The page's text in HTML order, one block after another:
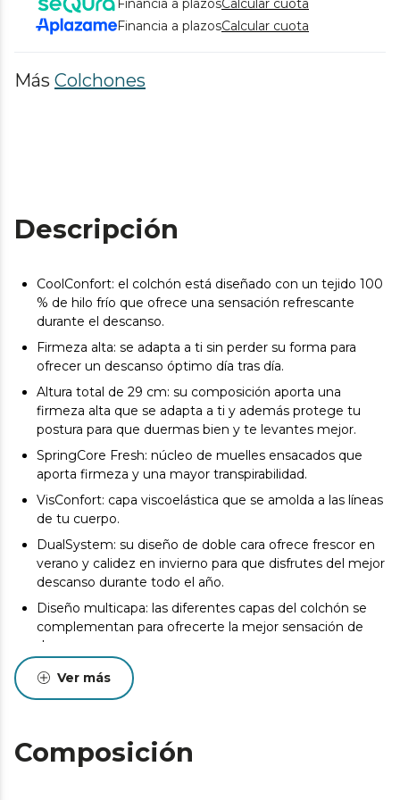
Financia a plazosCalcular cuota
Más Colchones
Descripción
CoolConfort: el colchón está diseñado con un tejido 100
% de hilo frío que ofrece una sensación refrescante
durante el descanso.
Firmeza alta: se adapta a ti sin perder su forma para
ofrecer un descanso óptimo día tras día.
Altura total de 29 cm: su composición aporta una
firmeza alta que se adapta a ti y además protege tu
postura para que duermas bien y te levantes mejor.
SpringCore Fresh: núcleo de muelles ensacados que
aporta firmeza y una mayor transpirabilidad.
VisConfort: capa viscoelástica que se amolda a las líneas
de tu cuerpo.
DualSystem: su diseño de doble cara ofrece frescor en
verano y calidez en invierno para que disfrutes del mejor
descanso durante todo el año.
Diseño multicapa: las diferentes capas del colchón se
complementan para ofrecerte la mejor sensación de
descanso.
SeparateMuv: tecnología que favorece la
independencia de lechos, para que ningún movimiento
Sistema de triple protección: la composición del
colchón permite prevenir la aparición de ácaros,
Ver más
Composición